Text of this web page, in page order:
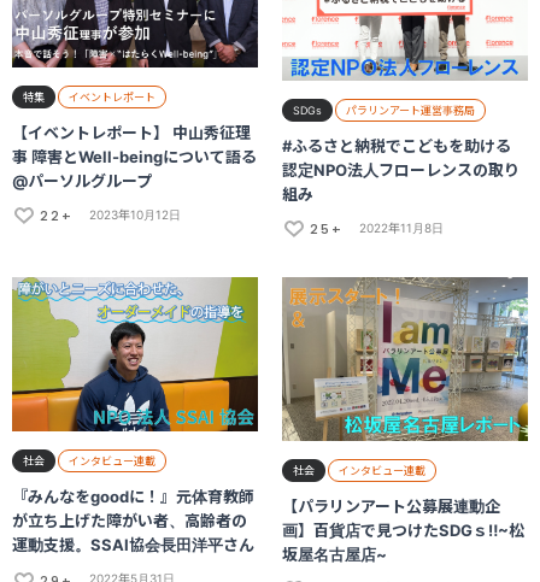
特集 イベントレポート
【イベントレポート】 中山秀征理
事 障害とWell-beingについて語る
@パーソルグループ
22+
2023年10月12日
SDGs パラリンアート運営事務局
#ふるさと納税でこどもを助ける
認定NPO法人フローレンスの取り
組み
25+
2022年11月8日
社会 インタビュー連載
『みんなをgoodに！』元体育教師
が立ち上げた障がい者、高齢者の
運動支援。SSAI協会長田洋平さん
2022年5月31日
社会 インタビュー連載
【パラリンアート公募展連動企
画】百貨店で見つけたSDGｓ‼~松
坂屋名古屋店~